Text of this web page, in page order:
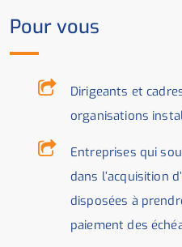
Pour vous
Dirigeants et
organisations
Entreprises qui
dans l’acquisition
disposées à
paiement des